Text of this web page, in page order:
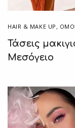
HAIR & MAKE UP ,
Τάσεις
Μεσόγειο